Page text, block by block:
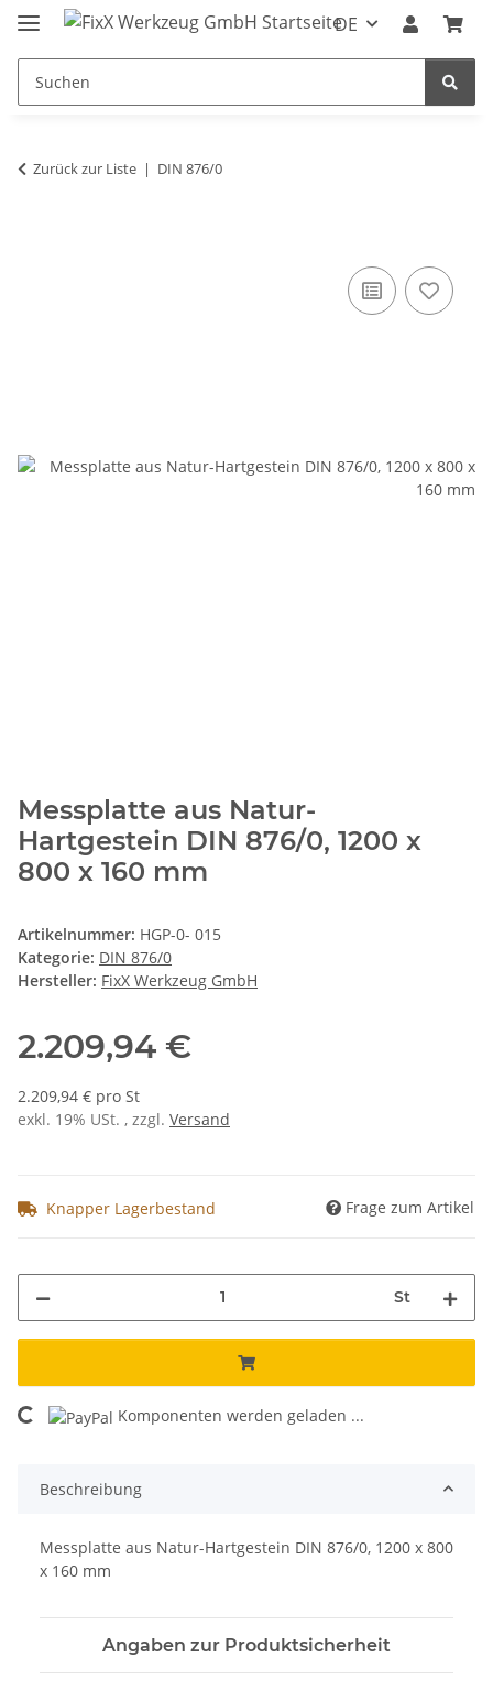
DE
Zurück zur Liste DIN 876/0
Messplatte aus Natur-
Hartgestein DIN 876/0, 1200 x
800 x 160 mm
Artikelnummer: HGP-0- 015
Kategorie: DIN 876/0
Hersteller: FixX Werkzeug GmbH
2.209,94 €
2.209,94 € pro St
exkl. 19% USt. , zzgl. Versand
Knapper Lagerbestand Frage zum Artikel
St
Loading... Komponenten werden geladen ...
Beschreibung
Messplatte aus Natur-Hartgestein DIN 876/0, 1200 x 800
x 160 mm
Angaben zur Produktsicherheit